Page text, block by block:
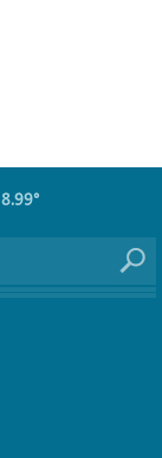
8.99°